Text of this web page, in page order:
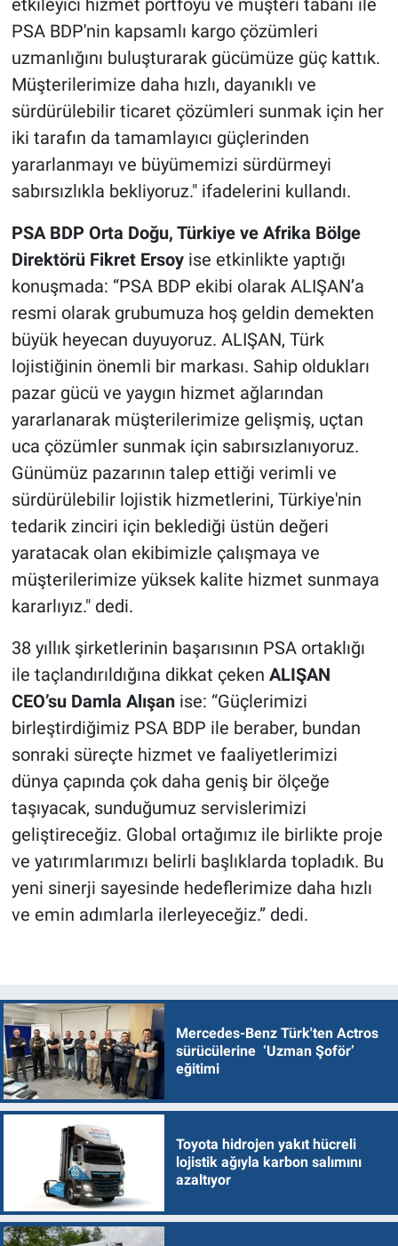
PSA BDP'nin kapsamlı kargo çözümleri
uzmanlığını buluşturarak gücümüze güç kattık.
Müşterilerimize daha hızlı, dayanıklı ve
sürdürülebilir ticaret çözümleri sunmak için her
iki tarafın da tamamlayıcı güçlerinden
yararlanmayı ve büyümemizi sürdürmeyi
sabırsızlıkla bekliyoruz." ifadelerini kullandı.
PSA BDP Orta Doğu, Türkiye ve Afrika Bölge
Direktörü Fikret Ersoyise etkinlikte yaptığı
konuşmada: “PSA BDP ekibi olarak ALIŞAN’a
resmi olarak grubumuza hoş geldin demekten
büyük heyecan duyuyoruz. ALIŞAN, Türk
lojistiğinin önemli bir markası. Sahip oldukları
pazar gücü ve yaygın hizmet ağlarından
yararlanarak müşterilerimize gelişmiş, uçtan
uca çözümler sunmak için sabırsızlanıyoruz.
Günümüz pazarının talep ettiği verimli ve
sürdürülebilir lojistik hizmetlerini, Türkiye'nin
tedarik zinciri için beklediği üstün değeri
yaratacak olan ekibimizle çalışmaya ve
müşterilerimize yüksek kalite hizmet sunmaya
kararlıyız." dedi.
38 yıllık şirketlerinin başarısının PSA ortaklığı
ile taçlandırıldığına dikkat çeken ALIŞAN
CEO’su Damla Alışanise: “Güçlerimizi
birleştirdiğimiz PSA BDP ile beraber, bundan
sonraki süreçte hizmet ve faaliyetlerimizi
dünya çapında çok daha geniş bir ölçeğe
taşıyacak, sunduğumuz servislerimizi
geliştireceğiz. Global ortağımız ile birlikte proje
ve yatırımlarımızı belirli başlıklarda topladık. Bu
yeni sinerji sayesinde hedeflerimize daha hızlı
ve emin adımlarla ilerleyeceğiz.” dedi.
Mercedes-Benz Türk'ten Actros
sürücülerine ‘Uzman Şoför’
eğitimi
Toyota hidrojen yakıt hücreli
lojistik ağıyla karbon salımını
azaltıyor